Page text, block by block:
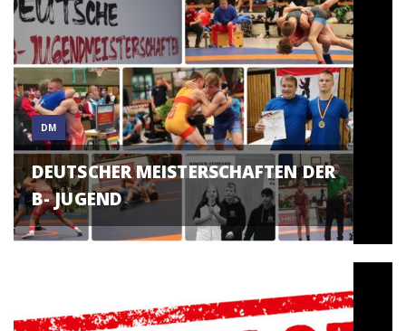
DM
DEUTSCHER MEISTERSCHAFTEN DER
B- JUGEND